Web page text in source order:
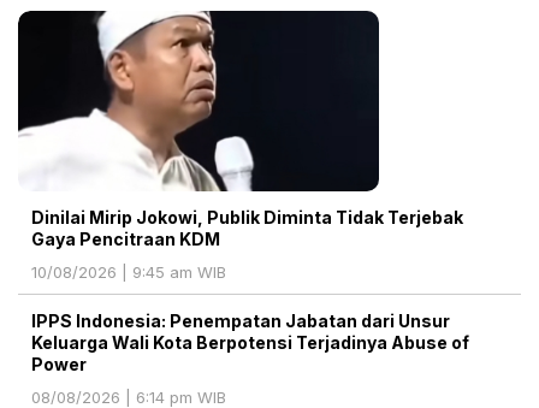
Dinilai Mirip Jokowi, Publik Diminta Tidak Terjebak
Gaya Pencitraan KDM
10/08/2026 | 9:45 am WIB
IPPS Indonesia: Penempatan Jabatan dari Unsur
Keluarga Wali Kota Berpotensi Terjadinya Abuse of
Power
08/08/2026 | 6:14 pm WIB